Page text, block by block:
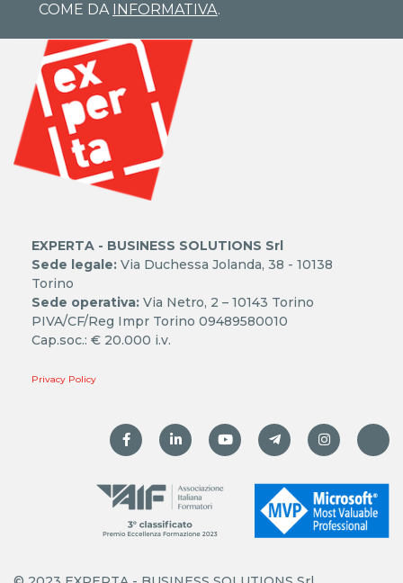
COME DA INFORMATIVA.
EXPERTA - BUSINESS SOLUTIONS Srl
Sede legale: Via Duchessa Jolanda, 38 - 10138
Torino
Sede operativa: Via Netro, 2 – 10143 Torino
PIVA/CF/Reg Impr Torino 09489580010
Cap.soc.: € 20.000 i.v.
Privacy Policy